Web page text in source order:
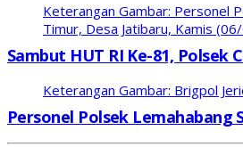
Keterangan Gambar: Personel
Timur, Desa Jatibaru, Kamis
Sambut HUT RI Ke-81,
Keterangan Gambar: Brigpol
Personel Polsek Lemahabang